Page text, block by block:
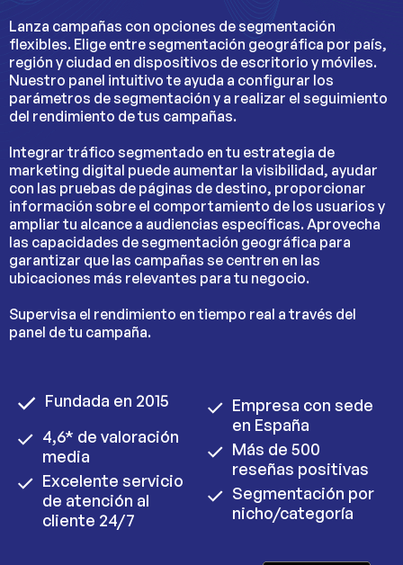
Lanza campañas con opciones de segmentación
flexibles. Elige entre segmentación geográfica por país,
región y ciudad en dispositivos de escritorio y móviles.
Nuestro panel intuitivo te ayuda a configurar los
parámetros de segmentación y a realizar el seguimiento
del rendimiento de tus campañas.
Integrar tráfico segmentado en tu estrategia de
marketing digital puede aumentar la visibilidad, ayudar
con las pruebas de páginas de destino, proporcionar
información sobre el comportamiento de los usuarios y
ampliar tu alcance a audiencias específicas. Aprovecha
las capacidades de segmentación geográfica para
garantizar que las campañas se centren en las
ubicaciones más relevantes para tu negocio.
Supervisa el rendimiento en tiempo real a través del
panel de tu campaña.
Fundada en 2015
4,6* de valoración
media
Excelente servicio
de atención al
cliente 24/7
Empresa con sede
en España
Más de 500
reseñas positivas
Segmentación por
nicho/categoría